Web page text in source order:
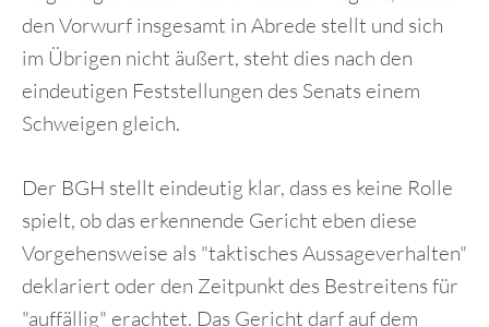
den Vorwurf insgesamt in Abrede stellt und sich
im Übrigen nicht äußert, steht dies nach den
eindeutigen Feststellungen des Senats einem
Schweigen gleich.
Der BGH stellt eindeutig klar, dass es keine Rolle
spielt, ob das erkennende Gericht eben diese
Vorgehensweise als "taktisches Aussageverhalten"
deklariert oder den Zeitpunkt des Bestreitens für
"auffällig" erachtet. Das Gericht darf auf dem